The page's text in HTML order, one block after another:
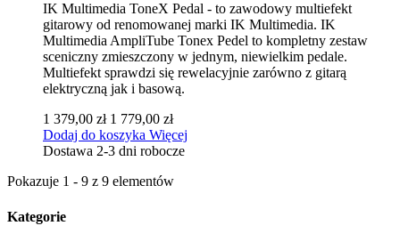
IK Multimedia ToneX Pedal - to zawodowy multiefekt
gitarowy od renomowanej marki IK Multimedia. IK
Multimedia AmpliTube Tonex Pedel to kompletny zestaw
sceniczny zmieszczony w jednym, niewielkim pedale.
Multiefekt sprawdzi się rewelacyjnie zarówno z gitarą
elektryczną jak i basową.
1 379,00 zł 1 779,00 zł
Dodaj do koszyka Więcej
Dostawa 2-3 dni robocze
Pokazuje 1 - 9 z 9 elementów
Kategorie